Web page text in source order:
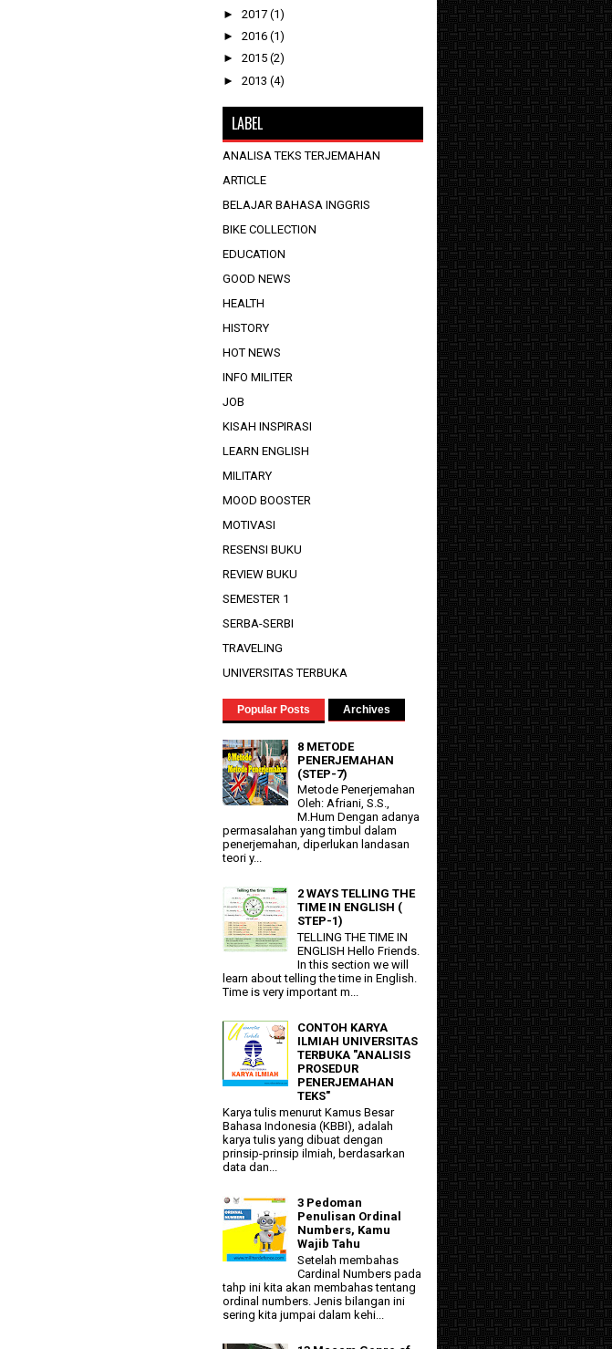
► 2017 (1)
► 2016 (1)
► 2015 (2)
► 2013 (4)
LABEL
ANALISA TEKS TERJEMAHAN
ARTICLE
BELAJAR BAHASA INGGRIS
BIKE COLLECTION
EDUCATION
GOOD NEWS
HEALTH
HISTORY
HOT NEWS
INFO MILITER
JOB
KISAH INSPIRASI
LEARN ENGLISH
MILITARY
MOOD BOOSTER
MOTIVASI
RESENSI BUKU
REVIEW BUKU
SEMESTER 1
SERBA-SERBI
TRAVELING
UNIVERSITAS TERBUKA
Popular Posts Archives
8 METODE
PENERJEMAHAN
(STEP-7)
Metode Penerjemahan
Oleh: Afriani, S.S.,
M.Hum Dengan adanya
permasalahan yang timbul dalam
penerjemahan, diperlukan landasan
teori y...
2 WAYS TELLING THE
TIME IN ENGLISH (
STEP-1)
TELLING THE TIME IN
ENGLISH Hello Friends.
In this section we will
learn about telling the time in English.
Time is very important m...
CONTOH KARYA
ILMIAH UNIVERSITAS
TERBUKA "ANALISIS
PROSEDUR
PENERJEMAHAN
TEKS"
Karya tulis menurut Kamus Besar
Bahasa Indonesia (KBBI), adalah
karya tulis yang dibuat dengan
prinsip-prinsip ilmiah, berdasarkan
data dan...
3 Pedoman
Penulisan Ordinal
Numbers, Kamu
Wajib Tahu
Setelah membahas
Cardinal Numbers pada
tahp ini kita akan membahas tentang
ordinal numbers. Jenis bilangan ini
sering kita jumpai dalam kehi...